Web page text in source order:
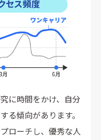
に時間をかけ、自分
る傾向があります。
ローチし、優秀な人